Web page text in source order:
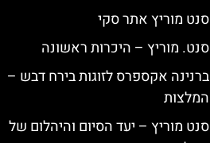
סנט מוריץ אתר סקי
סנט. מוריץ – היכרות ראשונה
ברנינה אקספרס לזוגות בירח דבש –
המלצות
סנט מוריץ – יעד הסיום והיהלום של